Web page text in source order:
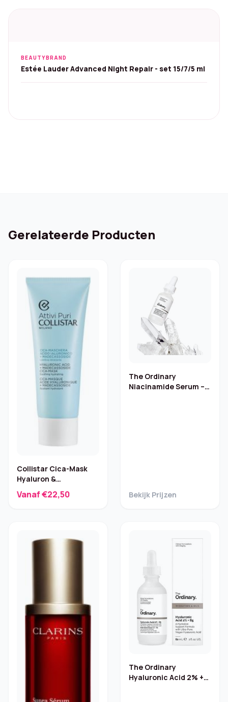
BEAUTYBRAND
Estée Lauder Advanced Night Repair - set 15/7/5 ml
Gerelateerde Producten
Collistar Cica-Mask
Hyaluron &
Madecassoside – 75 ml
Vanaf €22,50
The Ordinary
Niacinamide Serum –
Bekijk Prijzen
The Ordinary
Hyaluronic Acid 2% +